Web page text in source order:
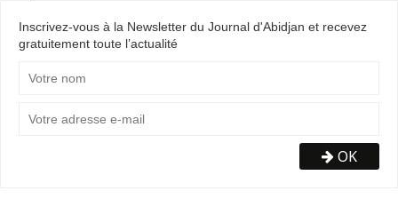
Inscrivez-vous à la Newsletter du Journal d'Abidjan et recevez
gratuitement toute l’actualité
OK